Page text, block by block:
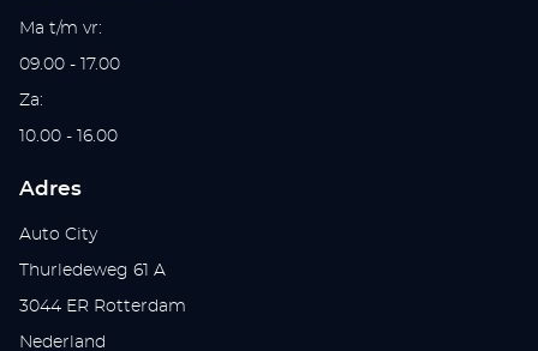
Ma t/m vr:
09.00 - 17.00
Za:
10.00 - 16.00
Adres
Auto City
Thurledeweg 61 A
3044 ER Rotterdam
Nederland